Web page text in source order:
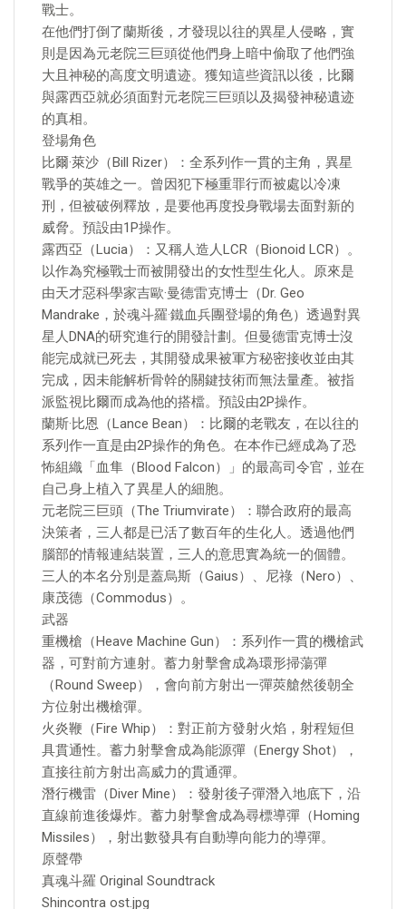
戰士。
在他們打倒了蘭斯後，才發現以往的異星人侵略，實
則是因為元老院三巨頭從他們身上暗中偷取了他們強
大且神秘的高度文明遺迹。獲知這些資訊以後，比爾
與露西亞就必須面對元老院三巨頭以及揭發神秘遺迹
的真相。
登場角色
比爾·萊沙（Bill Rizer）：全系列作一貫的主角，異星
戰爭的英雄之一。曾因犯下極重罪行而被處以冷凍
刑，但被破例釋放，是要他再度投身戰場去面對新的
威脅。預設由1P操作。
露西亞（Lucia）：又稱人造人LCR（Bionoid LCR）。
以作為究極戰士而被開發出的女性型生化人。原來是
由天才惡科學家吉歐·曼德雷克博士（Dr. Geo
Mandrake，於魂斗羅·鐵血兵團登場的角色）透過對異
星人DNA的研究進行的開發計劃。但曼德雷克博士沒
能完成就已死去，其開發成果被軍方秘密接收並由其
完成，因未能解析骨幹的關鍵技術而無法量產。被指
派監視比爾而成為他的搭檔。預設由2P操作。
蘭斯·比恩（Lance Bean）：比爾的老戰友，在以往的
系列作一直是由2P操作的角色。在本作已經成為了恐
怖組織「血隼（Blood Falcon）」的最高司令官，並在
自己身上植入了異星人的細胞。
元老院三巨頭（The Triumvirate）：聯合政府的最高
決策者，三人都是已活了數百年的生化人。透過他們
腦部的情報連結裝置，三人的意思實為統一的個體。
三人的本名分別是蓋烏斯（Gaius）、尼祿（Nero）、
康茂德（Commodus）。
武器
重機槍（Heave Machine Gun）：系列作一貫的機槍武
器，可對前方連射。蓄力射擊會成為環形掃蕩彈
（Round Sweep），會向前方射出一彈莢艙然後朝全
方位射出機槍彈。
火炎鞭（Fire Whip）：對正前方發射火焰，射程短但
具貫通性。蓄力射擊會成為能源彈（Energy Shot），
直接往前方射出高威力的貫通彈。
潛行機雷（Diver Mine）：發射後子彈潛入地底下，沿
直線前進後爆炸。蓄力射擊會成為尋標導彈（Homing
Missiles），射出數發具有自動導向能力的導彈。
原聲帶
真魂斗羅 Original Soundtrack
Shincontra ost.jpg